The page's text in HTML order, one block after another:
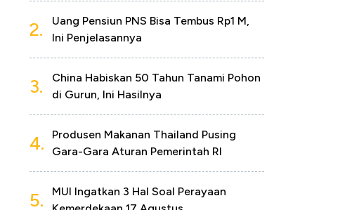
2.
Uang Pensiun PNS Bisa Tembus Rp1 M,
Ini Penjelasannya
3.
China Habiskan 50 Tahun Tanami Pohon
di Gurun, Ini Hasilnya
4.
Produsen Makanan Thailand Pusing
Gara-Gara Aturan Pemerintah RI
5.
MUI Ingatkan 3 Hal Soal Perayaan